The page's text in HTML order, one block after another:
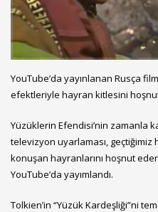
YouTube’da yayınlanan Rusça
efektleriyle hayran kitlesini
Yüzüklerin Efendisi’nin zamanla
televizyon uyarlaması, geçtiğimiz
konuşan hayranlarını hoşnut
YouTube’da yayımlandı.
Tolkien’in “Yüzük Kardeşliği”ni